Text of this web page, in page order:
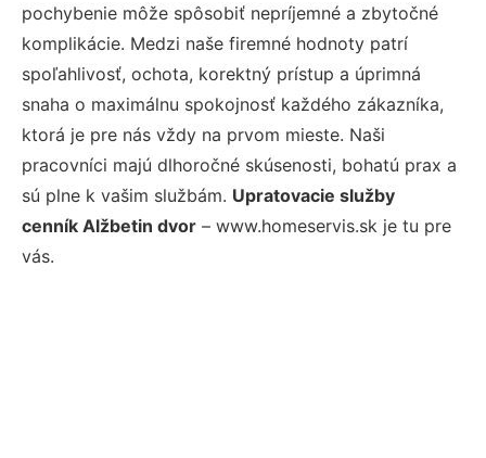
pochybenie môže spôsobiť nepríjemné a zbytočné
komplikácie. Medzi naše firemné hodnoty patrí
spoľahlivosť, ochota, korektný prístup a úprimná
snaha o maximálnu spokojnosť každého zákazníka,
ktorá je pre nás vždy na prvom mieste. Naši
pracovníci majú dlhoročné skúsenosti, bohatú prax a
sú plne k vašim službám. Upratovacie služby
cenník Alžbetin dvor – www.homeservis.sk je tu pre
vás.